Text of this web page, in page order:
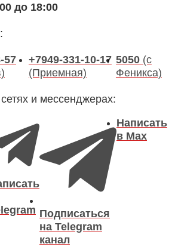
до 18:00
57
+7949-331-10-17
(Приемная)
5050 (с
Феникса)
и мессенджерах:
Подписаться
на Telegram
канал
Написать
в Max